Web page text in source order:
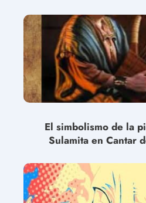
El simbolismo de la
Sulamita en Cantar